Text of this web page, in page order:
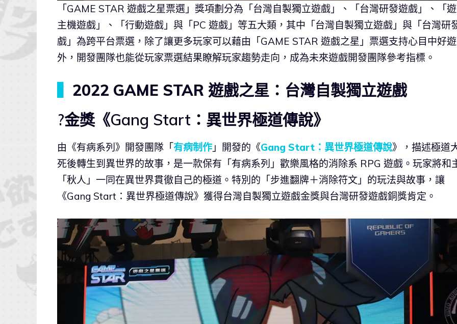
「GAME STAR 遊戲之星票選」獎項劃分為「台灣自製獨立遊戲」、「台灣研發遊戲」、「
主機遊戲」、「行動遊戲」與「PC 遊戲」等五大類，其中「台灣自製獨立遊戲」與「台灣研
戲」為跨平台票選，除了讓更多玩家可以藉由「GAME STAR 遊戲之星」票選支持心目中好
外，開發團隊也能從玩家票選結果瞭解玩家趨勢走向，成為未來遊戲開發團隊參考指標。
2022 GAME STAR 遊戲之星：台灣自製獨立遊戲
?金獎《Gang Start：異世界極道傳說》
由《有病系列》開發團隊「有病制作 」開發的《Gang Start：異世界極道傳說》，描述極道
死後轉生到異世界的故事，是一款保有「有病系列」歡樂風格的消除系 RPG 遊戲。玩家將和
「秋人」一同在異世界貫徹自己的極道。特別的「步進翻牌＋消除符文」的玩法與故事，讓
《Gang Start：異世界極道傳說》獲得台灣自製獨立遊戲金獎與台灣研發遊戲銅獎肯定。